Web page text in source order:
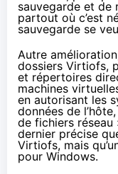
sauvegarde et de
partout où c’est
sauvegarde se
Autre
dossiers Virtiofs,
et répertoires
machines
en autorisant les
données de
de fichiers réseau
dernier précise
Virtiofs, mais
pour Windows.